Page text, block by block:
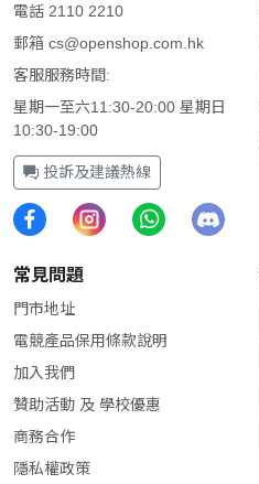
電話 2110 2210
郵箱 cs@openshop.com.hk
客服服務時間:
星期一至六11:30-20:00 星期日
10:30-19:00
投訴及建議熱線
常見問題
門市地址
電競產品保用條款說明
加入我們
贊助活動 及 學校優惠
商務合作
隱私權政策